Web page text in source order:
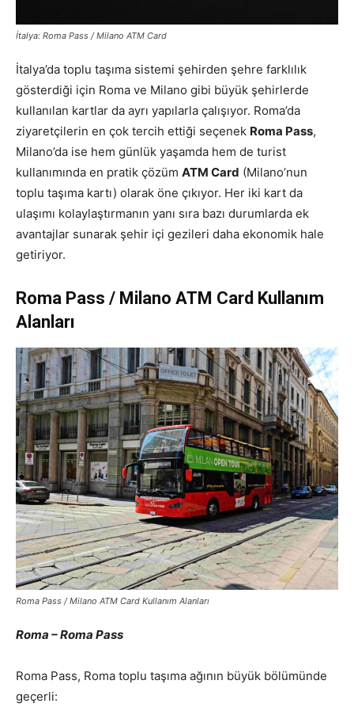
İtalya: Roma Pass / Milano ATM Card
İtalya’da toplu taşıma sistemi şehirden şehre farklılık
gösterdiği için Roma ve Milano gibi büyük şehirlerde
kullanılan kartlar da ayrı yapılarla çalışıyor. Roma’da
ziyaretçilerin en çok tercih ettiği seçenek Roma Pass,
Milano’da ise hem günlük yaşamda hem de turist
kullanımında en pratik çözüm ATM Card (Milano’nun
toplu taşıma kartı) olarak öne çıkıyor. Her iki kart da
ulaşımı kolaylaştırmanın yanı sıra bazı durumlarda ek
avantajlar sunarak şehir içi gezileri daha ekonomik hale
getiriyor.
Roma Pass / Milano ATM Card Kullanım
Alanları
Roma Pass / Milano ATM Card Kullanım Alanları
Roma – Roma Pass
Roma Pass, Roma toplu taşıma ağının büyük bölümünde
geçerli: